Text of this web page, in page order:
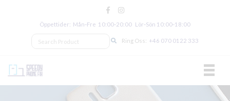
Öppettider: Mån‑Fre 10:00‑20:00 Lör‑Sön 10:00‑18:00
Ring Oss: +46 070 0122 333